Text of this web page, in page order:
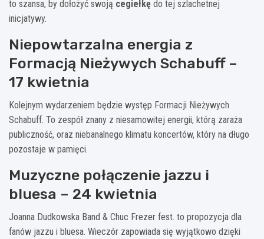
to szansa, by dołożyć swoją cegiełkę do tej szlachetnej
inicjatywy.
Niepowtarzalna energia z
Formacją Nieżywych Schabuff –
17 kwietnia
Kolejnym wydarzeniem będzie występ Formacji Nieżywych
Schabuff. To zespół znany z niesamowitej energii, którą zaraża
publiczność, oraz niebanalnego klimatu koncertów, który na długo
pozostaje w pamięci.
Muzyczne połączenie jazzu i
bluesa – 24 kwietnia
Joanna Dudkowska Band & Chuc Frezer fest. to propozycja dla
fanów jazzu i bluesa. Wieczór zapowiada się wyjątkowo dzięki